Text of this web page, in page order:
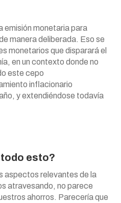
emisión monetaria para
manera deliberada. Eso se
monetarios que disparará el
en un contexto donde no
este cepo
inflacionario
y extendiéndose todavía
esto?
aspectos relevantes de la
atravesando, no parece
ahorros. Parecería que